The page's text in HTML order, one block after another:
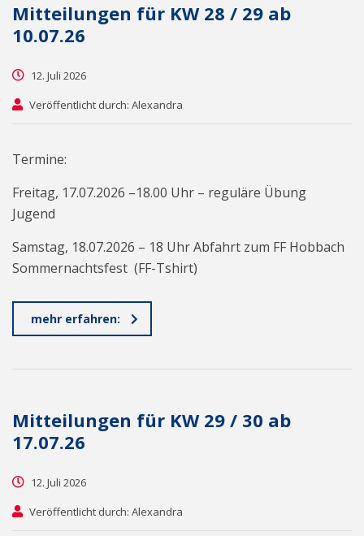
Mitteilungen für KW 28 / 29 ab
10.07.26
12. Juli 2026
Veröffentlicht durch: Alexandra
Termine:
Freitag, 17.07.2026 –18.00 Uhr – reguläre Übung
Jugend
Samstag, 18.07.2026 – 18 Uhr Abfahrt zum FF Hobbach
Sommernachtsfest (FF-Tshirt)
mehr erfahren:
Mitteilungen für KW 29 / 30 ab
17.07.26
12. Juli 2026
Veröffentlicht durch: Alexandra